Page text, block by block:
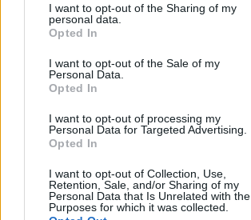
I want to opt-out of the Sharing of my
personal data.
Opted In
I want to opt-out of the Sale of my
Personal Data.
Opted In
I want to opt-out of processing my
Personal Data for Targeted Advertising.
Opted In
I want to opt-out of Collection, Use,
Retention, Sale, and/or Sharing of my
Personal Data that Is Unrelated with the
Purposes for which it was collected.